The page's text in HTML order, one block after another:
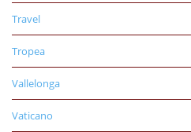
Travel
Tropea
Vallelonga
Vaticano